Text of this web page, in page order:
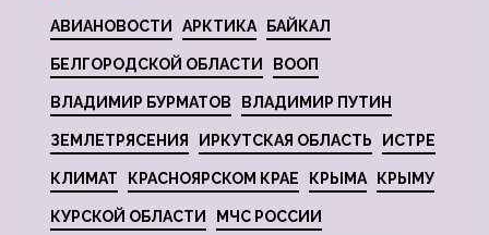
АВИАНОВОСТИ АРКТИКА БАЙКАЛ
БЕЛГОРОДСКОЙ ОБЛАСТИ ВООП
ВЛАДИМИР БУРМАТОВ ВЛАДИМИР ПУТИН
ЗЕМЛЕТРЯСЕНИЯ ИРКУТСКАЯ ОБЛАСТЬ ИСТРЕ
КЛИМАТ КРАСНОЯРСКОМ КРАЕ КРЫМА КРЫМУ
КУРСКОЙ ОБЛАСТИ МЧС РОССИИ